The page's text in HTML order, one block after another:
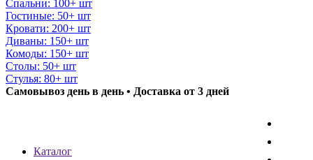
Спальни: 100+ шт
Гостиные: 50+ шт
Кровати: 200+ шт
Диваны: 150+ шт
Комоды: 150+ шт
Столы: 50+ шт
Стулья: 80+ шт
Самовывоз день в день • Доставка от 3 дней
Каталог